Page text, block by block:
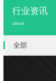
行业资讯
zixun
全部